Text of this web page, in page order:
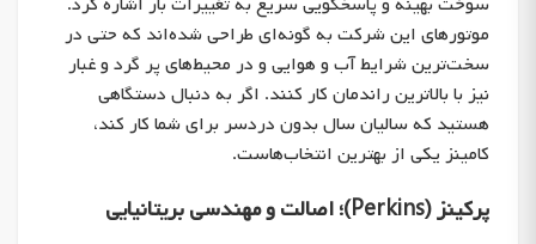
موتورهای این شرکت به گونه‌ای طراحی شده‌اند که حتی در
سخت‌ترین شرایط آب و هوایی و در محیط‌های پر گرد و غبار
نیز با بالاترین راندمان کار کنند. اگر به دنبال دستگاهی
هستید که سالیان سال بدون دردسر برای شما کار کند،
کامینز یکی از بهترین انتخاب‌هاست.
پرکینز (Perkins)؛ اصالت و مهندسی بریتانیایی